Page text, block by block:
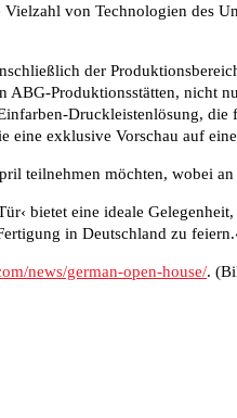
von Technologien des
der
Produktionsstätten, nicht
Druckleistenlösung,
exklusive Vorschau auf
teilnehmen möchten, wobei
bietet eine ideale
in Deutschland zu
news/german-open-house/.